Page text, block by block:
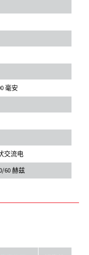
毫安
交流电
60 赫兹